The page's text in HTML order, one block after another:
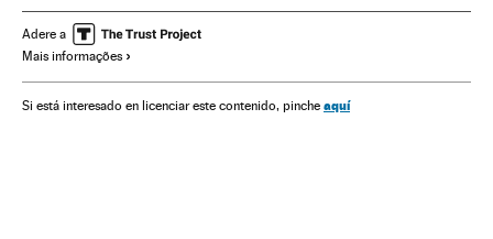
Violência Crise migratória
Adere a
Mais informações
Si está interesado en licenciar este contenido, pinche aquí